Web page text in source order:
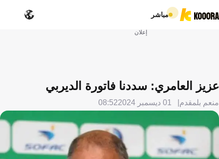
مباشر
إعلان
عزيز العامري: سددنا فاتورة الديربي
منعم بلمقدم 01 ديسمبر 2024 08:52